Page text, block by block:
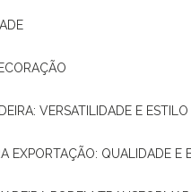
VERSATILIDADE E ESTILO
EXPORTAÇÃO: QUALIDADE E